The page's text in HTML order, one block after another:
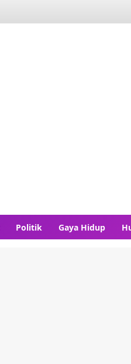
Politik Gaya Hidup